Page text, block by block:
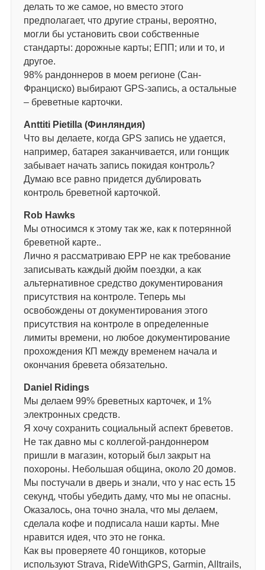
делать то же самое, но вместо этого
предполагает, что другие страны, вероятно,
могли бы установить свои собственные
стандарты: дорожные карты; ЕПП; или и то, и
другое.
98% рандоннеров в моем регионе (Сан-
Франциско) выбирают GPS-запись, а остальные
– бреветные карточки.
Anttiti Pietilla (Финляндия)
Что вы делаете, когда GPS запись не удается,
например, батарея заканчивается, или гонщик
забывает начать запись покидая контроль?
Думаю все равно придется дублировать
контроль бреветной карточкой.
Rob Hawks
Мы относимся к этому так же, как к потерянной
бреветной карте..
Лично я рассматриваю EPP не как требование
записывать каждый дюйм поездки, а как
альтернативное средство документирования
присутствия на контроле. Теперь мы
освобождены от документирования этого
присутствия на контроле в определенные
лимиты времени, но любое документирование
прохождения КП между временем начала и
окончания бревета обязательно.
Daniel Ridings
Мы делаем 99% бреветных карточек, и 1%
электронных средств.
Я хочу сохранить социальный аспект бреветов.
Не так давно мы с коллегой-рандоннером
пришли в магазин, который был закрыт на
похороны. Небольшая община, около 20 домов.
Мы постучали в дверь и знали, что у нас есть 15
секунд, чтобы убедить даму, что мы не опасны.
Оказалось, она точно знала, что мы делаем,
сделала кофе и подписала наши карты. Мне
нравится идея, что это не гонка.
Как вы проверяете 40 гонщиков, которые
используют Strava, RideWithGPS, Garmin, Alltrails,